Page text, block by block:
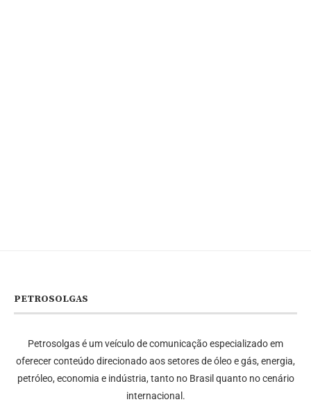
PETROSOLGAS
Petrosolgas é um veículo de comunicação especializado em
oferecer conteúdo direcionado aos setores de óleo e gás, energia,
petróleo, economia e indústria, tanto no Brasil quanto no cenário
internacional.